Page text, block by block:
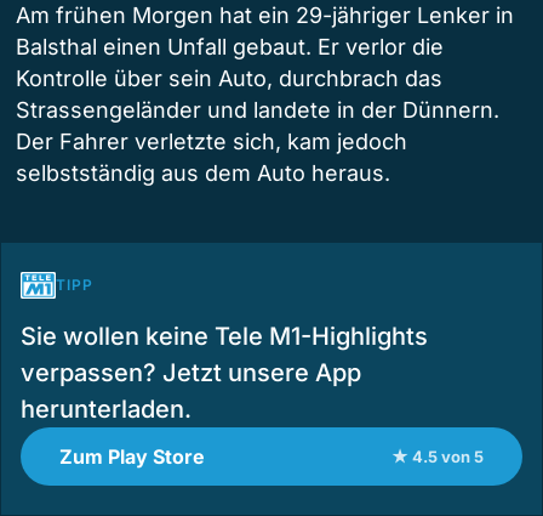
Am frühen Morgen hat ein 29-jähriger Lenker in
Balsthal einen Unfall gebaut. Er verlor die
Kontrolle über sein Auto, durchbrach das
Strassengeländer und landete in der Dünnern.
Der Fahrer verletzte sich, kam jedoch
selbstständig aus dem Auto heraus.
TIPP
Sie wollen keine Tele M1-Highlights
verpassen? Jetzt unsere App
herunterladen.
Zum Play Store ★ 4.5 von 5